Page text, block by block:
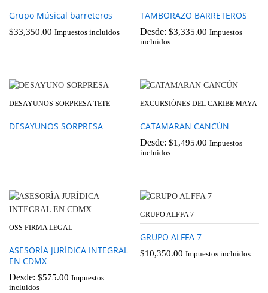
Grupo Músical barreteros
$33,350.00 Impuestos incluidos
TAMBORAZO BARRETEROS
Desde: $3,335.00 Impuestos
incluidos
DESAYUNOS SORPRESA TETE
DESAYUNOS SORPRESA
EXCURSIÓNES DEL CARIBE MAYA
CATAMARAN CANCÚN
Desde: $1,495.00 Impuestos
incluidos
OSS FIRMA LEGAL
ASESORÌA JURÍDICA INTEGRAL
EN CDMX
Desde: $575.00 Impuestos
incluidos
GRUPO ALFFA 7
GRUPO ALFFA 7
$10,350.00 Impuestos incluidos